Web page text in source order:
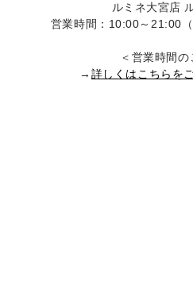
ルミネ大宮店
営業時間：10:00～21:00
＜営業時間の
→ 詳しくはこちらを